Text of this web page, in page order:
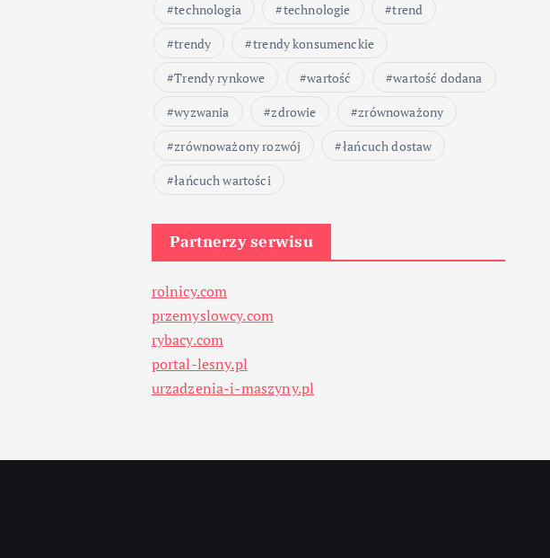
technologia
technologie
trend
trendy
trendy konsumenckie
Trendy rynkowe
wartość
wartość dodana
wyzwania
zdrowie
zrównoważony
zrównoważony rozwój
łańcuch dostaw
łańcuch wartości
Partnerzy serwisu
rolnicy.com
przemyslowcy.com
rybacy.com
portal-lesny.pl
urzadzenia-i-maszyny.pl